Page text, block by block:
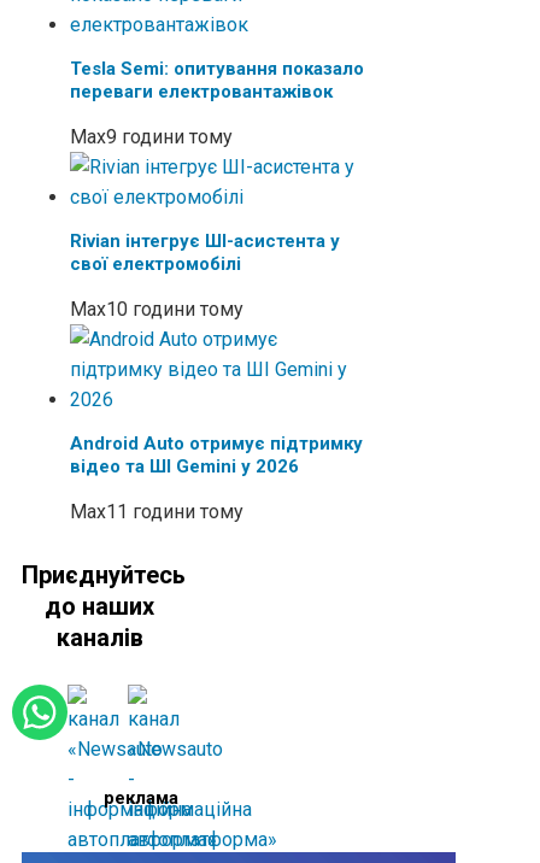
Tesla Semi: опитування показало
переваги електровантажівок
Max9 години тому
Rivian інтегрує ШІ-асистента у
свої електромобілі
Max10 години тому
Android Auto отримує підтримку
відео та ШІ Gemini у 2026
Max11 години тому
Приєднуйтесь
до наших
каналів
реклама